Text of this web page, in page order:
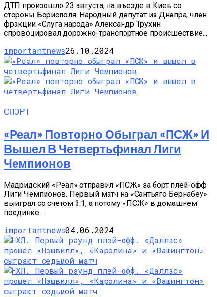
ДТП произошло 23 августа, на въезде в Киев со
стороны Борисполя. Народный депутат из Днепра, член
фракции «Слуга народа» Александр Трухин
спровоцировал дорожно-транспортное происшествие...
importantnews26.10.2024
СПОРТ
«Реал» Повторно Обыграл «ПСЖ» И
Вышел В Четвертьфинал Лиги
Чемпионов
Мадридский «Реал» отправил «ПСЖ» за борт плей-офф
Лиги Чемпионов. Первый матч на «Сантьяго Бернабеу»
выиграл со счетом 3:1, а потому «ПСЖ» в домашнем
поединке...
importantnews04.06.2024